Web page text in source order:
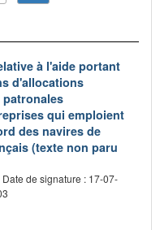
à l'aide portant
d'allocations
qui emploient
des navires de
(texte non paru
Date de signature : 17-07-